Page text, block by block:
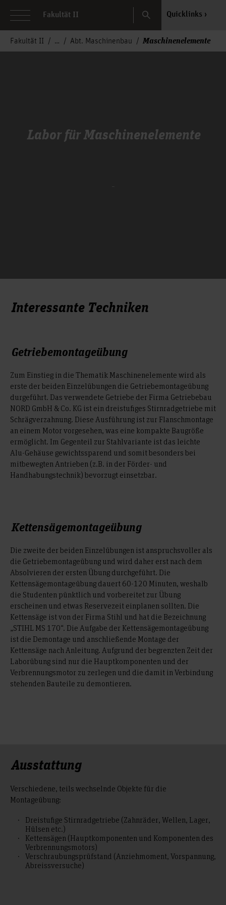
Fakultät II Search Quicklinks
Fakultät II Abt. Maschinenbau Maschinenelemente
Labor für Maschinenelemente
Interessante Techniken
Getriebemontageübung
Zum Einstieg in die Thematik Maschinenelemente wird als
erste der beiden Einzelübungen die Getriebemontageübung
durgeführt. Das verwendete Getriebe der Firma Getriebebau
NORD GmbH & Co. KG ist ein dreistufiges Stirnradgetriebe mit
Schrägverzahnung. Diese Ausführung ist zur Flanschmontage
an einem Motor vorgesehen, was eine kompakte Baugröße
ermöglicht. Im Gegenteil zur Stahlvariante ist das leichte
Alu-Gehäuse gewichtssparend und somit besonders bei
mitbewegten Antrieben (z.B. in der Förder- und
Handhabungstechnik) bevorzugt einsetzbar.
Kettensägemontageübung
Die zweite der beiden Einzelübungen ist anspruchsvoller als
die Getriebemontageübung und wird daher erst nach dem
Absolvieren der ersten Übung durchgeführt. Die
Kettensägemontageübung dauert 60-120 Minuten, weshalb
die Studenten pünktlich und vorbereitet zur Übung
erscheinen und etwas Reservezeit einplanen sollten. Die
Kettensäge ist von der Firma Stihl und hat die Bezeichnung
„STIHL MS 170“. Die Aufgabe der Kettensägemontageübung
ist die Demontage und anschließende Montage der
Kettensäge nach Anleitung. Aufgrund der begrenzten Zeit der
Laborübung sind nur die Hauptkomponenten und der
Verbrennungsmotor zu zerlegen und die damit in Verbindung
stehenden Bauteile zu demontieren.
Ausstattung
Verschiedene, teils wechselnde Objekte für die
Montageübung:
Dreistufige Stirnradgetriebe (Zahnräder, Wellen, Lager,
Hülsen etc.)
Kettensägen (Hauptkomponenten und Komponenten des
Verbrennungsmotors)
Verschraubungsprüfstand (Anziehmoment, Vorspannung,
Abreissversuche)